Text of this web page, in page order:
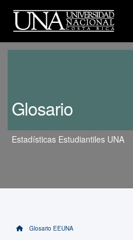
Glosario
Estadísticas Estudiantiles UNA
Glosario EEUNA